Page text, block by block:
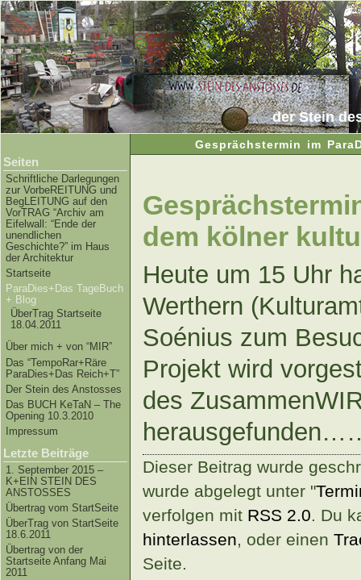
der Stein
Gesprächstermin im
Seiten
Schriftliche Darlegungen
zur VorbeREITUNG und
BegLEITUNG auf den
VorTRAG “Archiv am
Eifelwall: “Ende der
unendlichen
Geschichte?” im Haus
der Architektur
Startseite
ParaDies+Das TageBuch
+ Blog
ÜberTrag Startseite
18.04.2011
Über mich + von “MIR”
Das “TempoRar+Räre
ParaDies+Das Reich+T”
Der Stein des Anstosses
Das BUCH KeTaN – The
Opening 10.3.2010
Impressum
Letzte Beiträge
1. September 2015 –
K+EIN STEIN DES
ANSTOSSES
Übertrag vom StartSeite
ÜberTrag von StartSeite
18.6.2011
Übertrag von der
Startseite Anfang Mai
2011
dem kölner
Heute um 15 Uhr
Werthern
Soénius zum
Projekt wird
des
Dieser Beitrag wurde
wurde abgelegt unter "
verfolgen mit RSS 2.0. Du
hinterlassen, oder einen
Seite.